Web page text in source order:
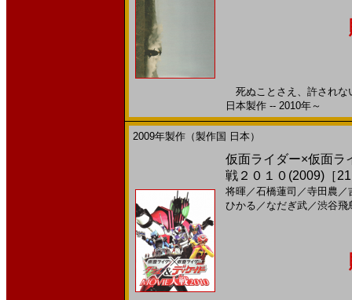
死ぬことさえ、許され
日本製作 -- 2010年～
2009年製作（製作国 日本）
仮面ライダー×仮面
戦２０１０(2009)［
将暉／石橋蓮司 ／寺田農 ／
ひかる ／ なだぎ武／渋谷飛